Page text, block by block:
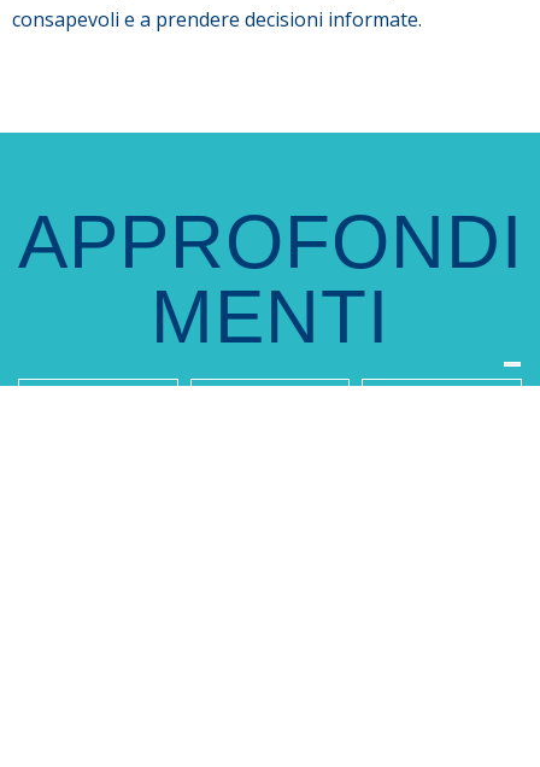
consapevoli e a prendere decisioni informate.
APPROFONDI
MENTI